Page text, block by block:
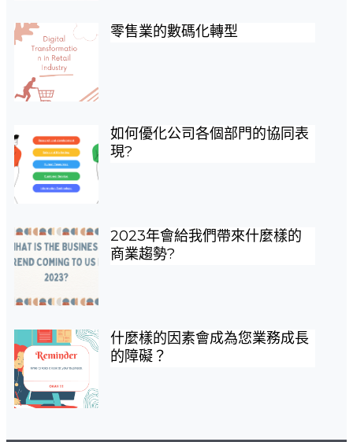
零售業的數碼化轉型
如何優化公司各個部門的協同表
現?
2023年會給我們帶來什麼樣的
商業趨勢?
什麼樣的因素會成為您業務成長
的障礙？